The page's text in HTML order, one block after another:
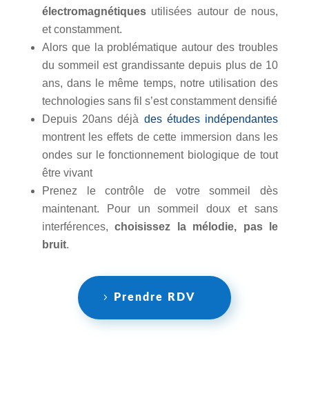
électromagnétiquesutilisées autour de nous,
et constamment.
Alors que la problématique autour des troubles
du sommeil est grandissante depuis plus de 10
ans, dans le même temps, notre utilisation des
technologies sans fil s’est constamment densifié
Depuis 20ans déjà des études indépendantes
montrent les effets de cette immersion dans les
ondes sur le fonctionnement biologique de tout
être vivant
Prenez le contrôle de votre sommeil dès
maintenant. Pour un sommeil doux et sans
interférences,choisissez la mélodie, pas le
bruit.
Prendre RDV